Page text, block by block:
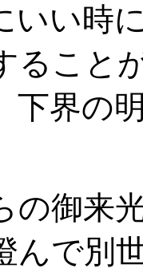
いい時
ること
下界の
の御来
んで別